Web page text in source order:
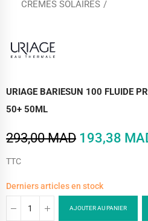
CREMES SOLAIRES
URIAGE BARIESUN 100 FLUIDE
50+ 50ML
293,00 MAD 193,38
TTC
Derniers articles en stock
AJOUTER AU PANIER